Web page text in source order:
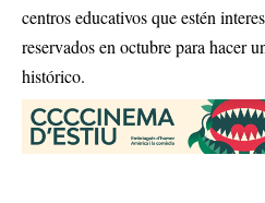
centros educativos que estén
reservados en octubre para hacer
histórico.